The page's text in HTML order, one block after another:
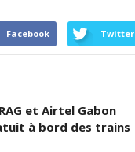
Facebook Twitter
et Airtel Gabon
à bord des trains